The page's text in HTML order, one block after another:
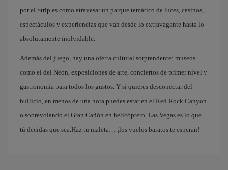
por el Strip es como atravesar un parque temático de luces, casinos,
espectáculos y experiencias que van desde lo extravagante hasta lo
absolutamente inolvidable.
Además del juego, hay una oferta cultural sorprendente: museos
como el del Neón, exposiciones de arte, conciertos de primer nivel y
gastronomía para todos los gustos. Y si quieres desconectar del
bullicio, en menos de una hora puedes estar en el Red Rock Canyon
o sobrevolando el Gran Cañón en helicóptero. Las Vegas es lo que
tú decidas que sea.Haz tu maleta… ¡los vuelos baratos te esperan!